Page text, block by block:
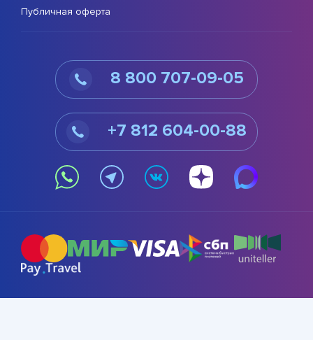
Публичная оферта
8 800 707-09-05
+7 812 604-00-88